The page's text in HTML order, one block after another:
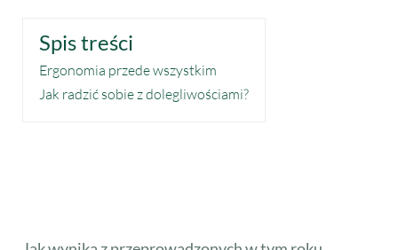
Spis treści
Ergonomia przede wszystkim
Jak radzić sobie z dolegliwościami?